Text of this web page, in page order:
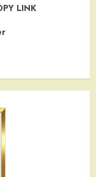
LINK